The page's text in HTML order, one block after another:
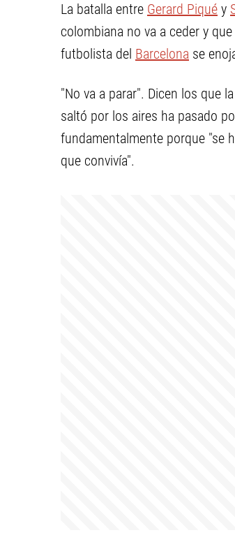
La batalla entre Gerard Piqué y
colombiana no va a ceder y
futbolista del Barcelona se
"No va a parar". Dicen los que
saltó por los aires ha pasado
fundamentalmente porque "se
que convivía".